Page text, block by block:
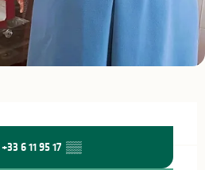
+33 6 11 95 17 ▒▒